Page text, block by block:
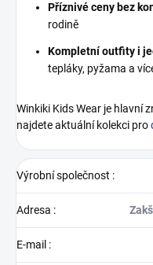
Příznivé ceny bez
rodině
Kompletní outfity i
tepláky, pyžama a
Winkiki Kids Wear je hlavní
najdete aktuální kolekci pro
Výrobní společnost :
Adresa :
E-mail :